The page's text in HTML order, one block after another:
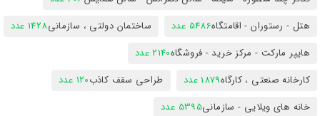
هتل - رستوران - اقامتگاه5486 عدد ساختمان دولتی ، سازمانی1428 عدد
هایپر مارکت - مرکز خرید - فروشگاه2140 عدد
کارخانه صنعتی ، کارگاه1879 عدد طراحی سقف کاذب120 عدد
خانه های ویلایی - سازمانی5395 عدد